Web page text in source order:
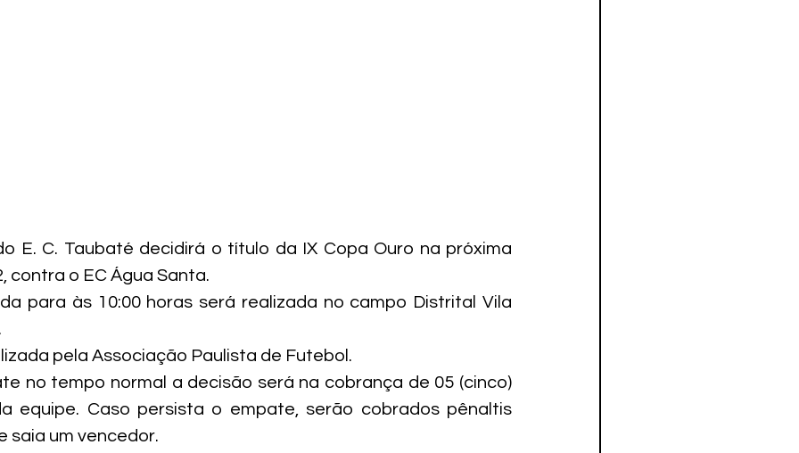
E. C. Taubaté decidirá o título da IX Copa Ouro na próxima
contra o EC Água Santa.
para às 10:00 horas será realizada no campo Distrital Vila
pela Associação Paulista de Futebol.
no tempo normal a decisão será na cobrança de 05 (cinco)
equipe. Caso persista o empate, serão cobrados pênaltis
saia um vencedor.